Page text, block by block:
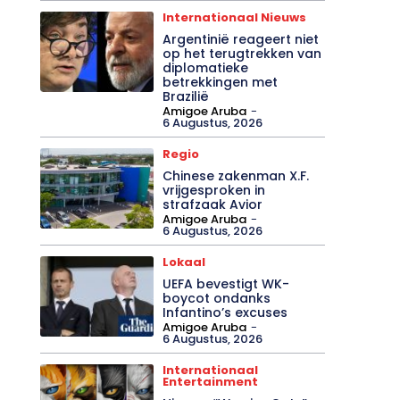
Internationaal Nieuws
Argentinië reageert niet
op het terugtrekken van
diplomatieke
betrekkingen met
Brazilië
Amigoe Aruba -
6 Augustus, 2026
Regio
Chinese zakenman X.F.
vrijgesproken in
strafzaak Avior
Amigoe Aruba -
6 Augustus, 2026
Lokaal
UEFA bevestigt WK-
boycot ondanks
Infantino’s excuses
Amigoe Aruba -
6 Augustus, 2026
Internationaal
Entertainment